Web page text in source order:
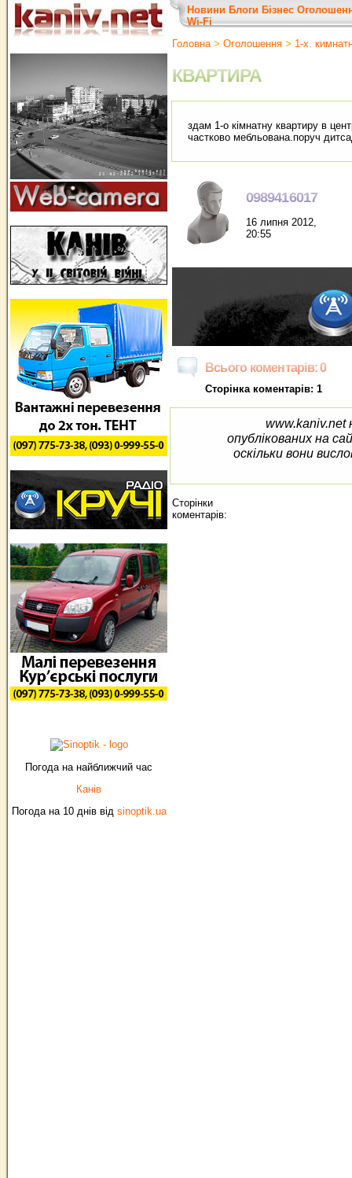
Погода на найближчий час
Канів
Погода на 10 днів від sinoptik.ua
Новини Блоги Бізнес
Wi-Fi
Головна> Оголошення > 1-х.
КВАРТИРА
здам 1-о кімнатну квартиру в
частково мебльована.поруч
0989416017
16 липня 2012,
20:55
Всього коментарів: 0
Сторінка коментарів: 1
www.kaniv.net
опублікованих на
оскільки вони
Сторінки
коментарів: